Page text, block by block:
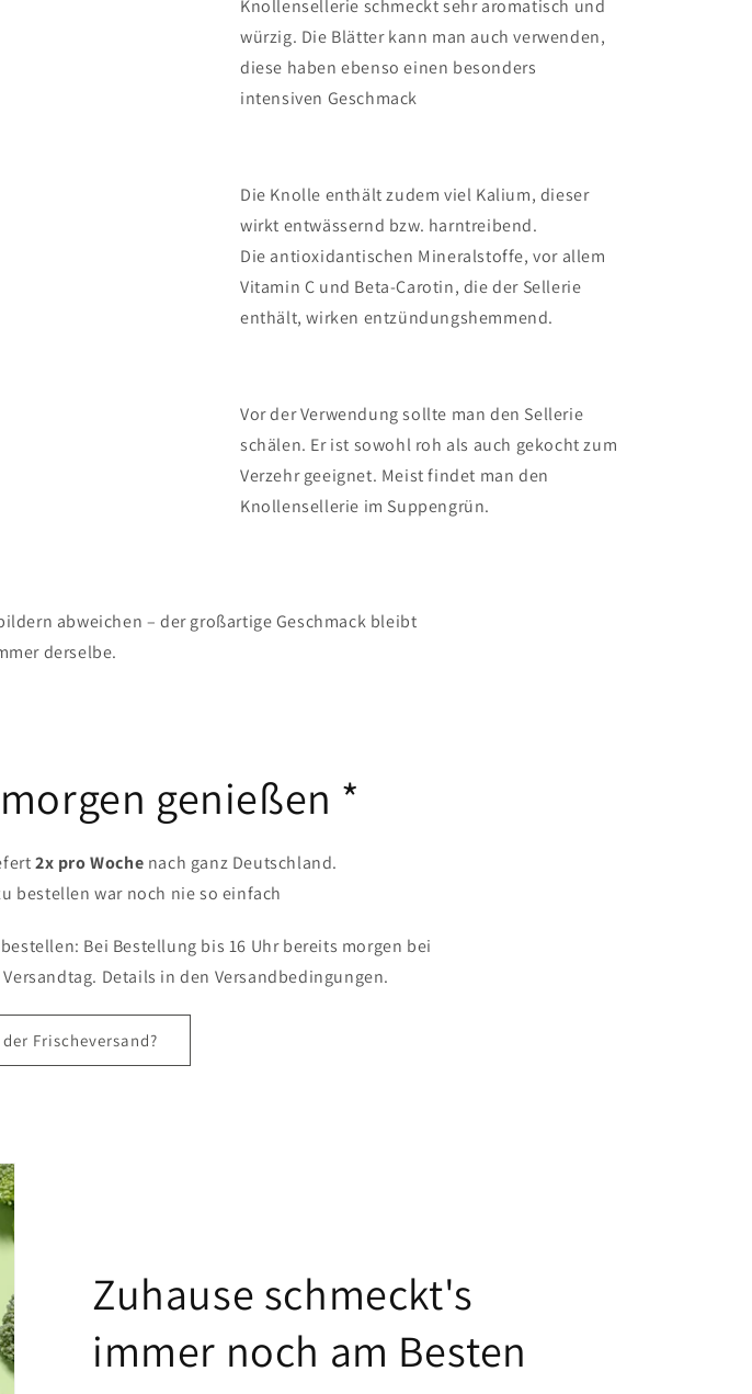
Knollensellerie schmeckt sehr aromatisch und
würzig. Die Blätter kann man auch verwenden,
diese haben ebenso einen besonders
intensiven Geschmack
Die Knolle enthält zudem viel Kalium, dieser
wirkt entwässernd bzw. harntreibend.
Die antioxidantischen Mineralstoffe, vor allem
Vitamin C und Beta-Carotin, die der Sellerie
enthält, wirken entzündungshemmend.
Vor der Verwendung sollte man den Sellerie
schälen. Er ist sowohl roh als auch gekocht zum
Verzehr geeignet. Meist findet man den
Knollensellerie im Suppengrün.
abweichen – der großartige Geschmack bleibt
derselbe.
genießen *
2x pro Woche nach ganz Deutschland.
bestellen war noch nie so einfach
Bei Bestellung bis 16 Uhr bereits morgen bei
Details in den Versandbedingungen.
Frischeversand?
Zuhause schmeckt's
immer noch am Besten